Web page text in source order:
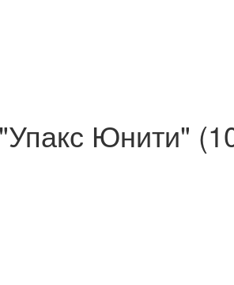
Юнити"